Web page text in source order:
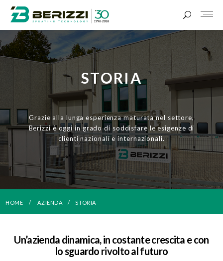
STORIA
Grazie alla lunga esperienza maturata nel settore,
Berizzi è oggi in grado di soddisfare le esigenze di
clienti nazionali e internazionali.
HOME AZIENDA STORIA
Un’azienda dinamica, in costante crescita e con
lo sguardo rivolto al futuro